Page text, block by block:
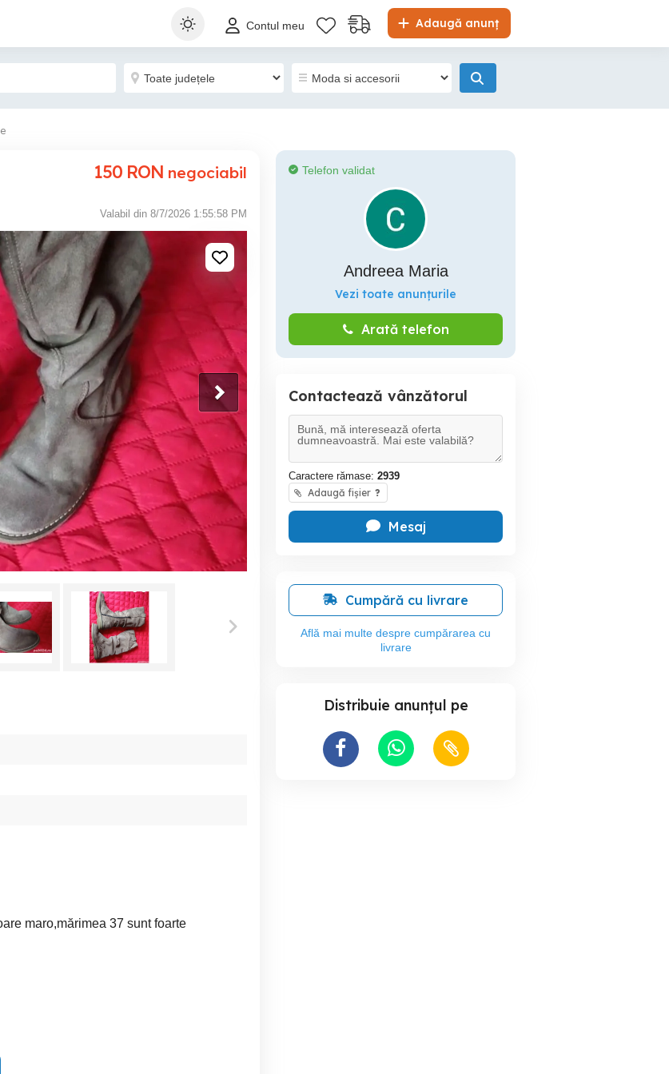
Adaugă anunț
Contul meu
150 RON negociabil
Valabil din 8/7/2026 1:55:58 PM
maro,mărimea 37 sunt foarte
Telefon validat
Andreea Maria
Vezi toate anunțurile
Arată telefon
Contactează vânzătorul
Caractere rămase: 2939
Adaugă fișier ?
Mesaj
Cumpără cu livrare
Află mai multe despre cumpărarea cu
livrare
Distribuie anunțul pe